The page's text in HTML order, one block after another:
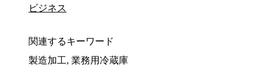
ビジネス
関連するキーワード
製造加工, 業務用冷蔵庫